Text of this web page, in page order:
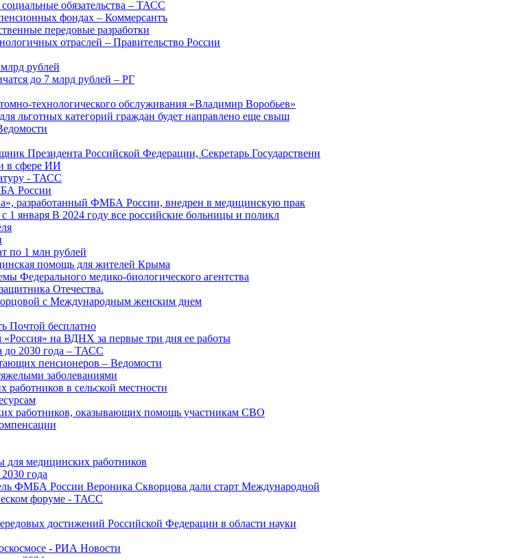
обязательства – ТАСС
фондах – Коммерсантъ
передовые разработки
отраслей – Правительство России
рублей
до 7 млрд рублей – РГ
технологического обслуживания «Владимир Воробьев»
льготных категорий граждан будет направлено еще свыш
Президента Российской Федерации, Секретарь Государственн
в сфере ИИ
- ТАСС
России
разработанный ФМБА России, внедрен в медицинскую прак
1 января В 2024 году все российские больницы и поликл
по 1 млн рублей
помощь для жителей Крыма
Федерального медико-биологического агентства
Отечества.
с Международным женским днем
Почтой бесплатно
на ВДНХ за первые три дня ее работы
до 2030 года – ТАСС
пенсионеров – Ведомости
заболеваниями
в сельской местности
работников, оказывающих помощь участникам СВО
для медицинских работников
года
ФМБА России Вероника Скворцова дали старт Международной
форуме - ТАСС
достижений Российской Федерации в области науки
- РИА Новости